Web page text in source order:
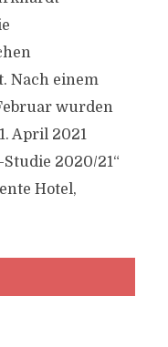
Nach einem
wurden
April 2021
2020/21“
Hotel,